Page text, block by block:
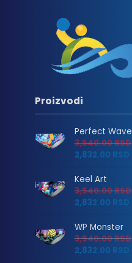
Proizvodi
Perfect Wave
3,540.00RSD
2,832.00 RSD
Keel Art
3,540.00RSD
2,832.00 RSD
WP Monster
3,540.00RSD
2,832.00 RSD